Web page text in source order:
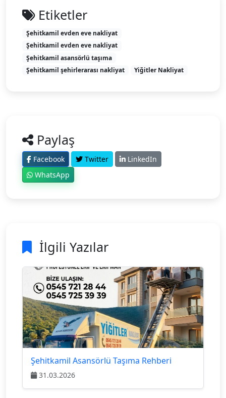
Etiketler
Şehitkamil evden eve nakliyat
Şehitkamil evden eve nakliyat
Şehitkamil asansörlü taşıma
Şehitkamil şehirlerarası nakliyat
Yiğitler Nakliyat
Paylaş
Facebook Twitter
LinkedIn
WhatsApp
İlgili Yazılar
Şehitkamil Asansörlü Taşıma Rehberi
31.03.2026